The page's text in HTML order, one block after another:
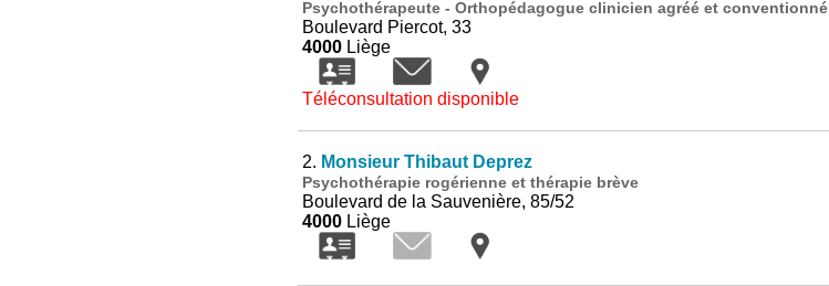
Psychothérapeute - Orthopédagogue clinicien agréé et conventionné
Boulevard Piercot, 33
4000Liège
Téléconsultation disponible
2. Monsieur Thibaut Deprez
Psychothérapie rogérienne et thérapie brève
Boulevard de la Sauvenière, 85/52
4000Liège